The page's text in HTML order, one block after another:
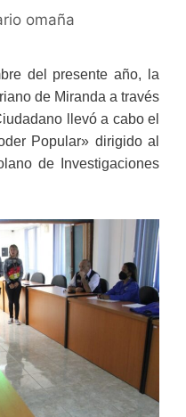
omaña
del presente año, la
de Miranda a través
llevó a cabo el
Popular» dirigido al
de Investigaciones